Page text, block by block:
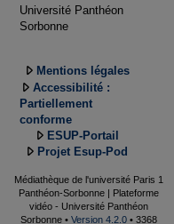
Université Panthéon
Sorbonne
Mentions légales
Accessibilité :
Partiellement
conforme
ESUP-Portail
Projet Esup-Pod
Médiathèque de l'université Paris 1
Panthéon-Sorbonne | Plateforme
vidéo - Université Panthéon
Sorbonne • Version 4.2.0 • 3368